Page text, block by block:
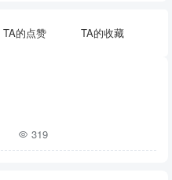
TA的点赞 TA的收藏
319